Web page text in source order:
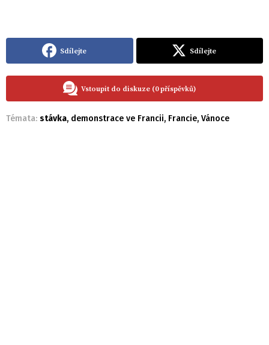
Sdílejte Sdílejte
Vstoupit do diskuze (0 příspěvků)
Témata: stávka, demonstrace ve Francii, Francie, Vánoce